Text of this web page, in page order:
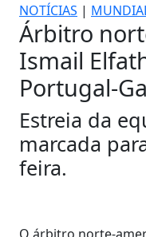
NOTÍCIAS |
Árbitro
Ismail
Portugal-
Estreia da
marcada
feira.